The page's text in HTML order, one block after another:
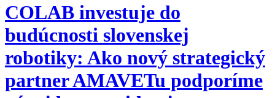
COLAB investuje do
budúcnosti slovenskej
robotiky: Ako nový strategický
partner AMAVETu podporíme